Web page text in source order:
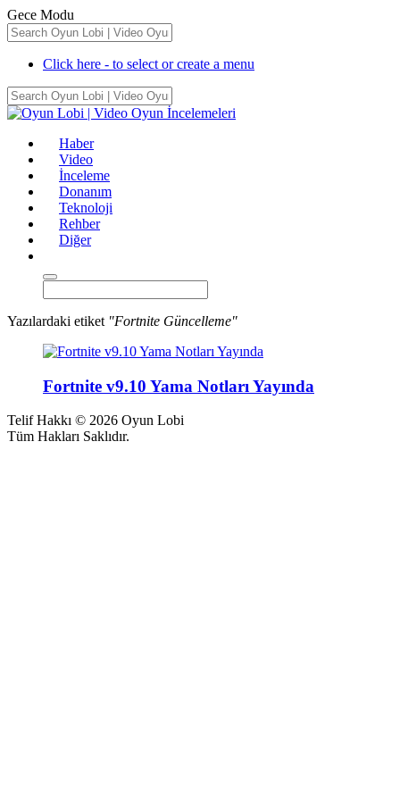
Gece Modu
Click here - to select or create a menu
Haber
Video
İnceleme
Donanım
Teknoloji
Rehber
Diğer
Yazılardaki etiket "Fortnite Güncelleme"
Fortnite v9.10 Yama Notları Yayında
Telif Hakkı © 2026 Oyun Lobi
Tüm Hakları Saklıdır.